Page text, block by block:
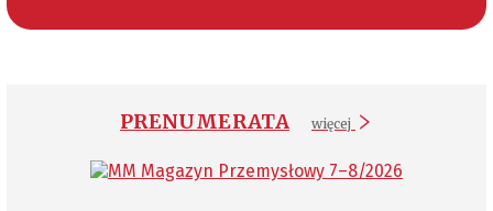
PRENUMERATA więcej